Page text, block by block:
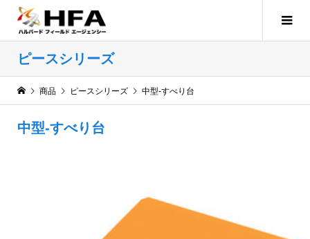
ピースシリーズ
商品 ピースシリーズ 中型-すべり台
中型-すべり台